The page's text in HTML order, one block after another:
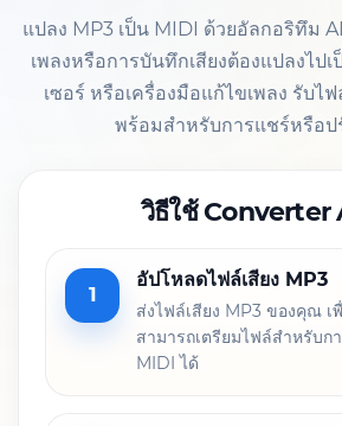
แปลง MP3 เป็น MIDI ด้วยอัลกอริทึม
เพลงหรือการบันทึกเสียงต้องแปลงไป
เซอร์ หรือเครื่องมือแก้ไขเพลง รับไ
พร้อมสำหรับการแชร์หรือป
วิธีใช้ Converter
1
อัปโหลดไฟล์เสียง MP3
ส่งไฟล์เสียง MP3 ของคุณ เ
สามารถเตรียมไฟล์สำหรับก
MIDI ได้